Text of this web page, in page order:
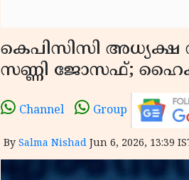
കെപിസിസി അധ്യക്ഷ
സണ്ണി ജോസഫ്;
Channel Group
By Salma Nishad Jun 6, 2026, 13:39